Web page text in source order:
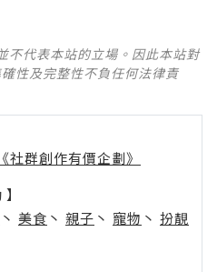
不代表本站的立場。因此本站對
性及完整性不負任何法律責
社群創作有價企劃》
丶 美食 丶 親子 丶 寵物 丶 扮靚